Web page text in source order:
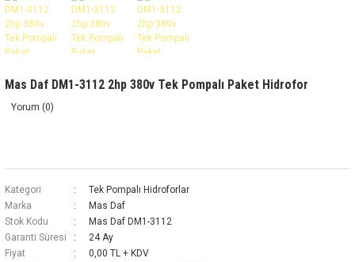
Mas Daf DM1-3112 2hp 380v Tek Pompalı Paket Hidrofor
Yorum (0)
Kategori
Tek Pompalı Hidroforlar
Marka
Mas Daf
Stok Kodu
Mas Daf DM1-3112
Garanti Süresi
24 Ay
Fiyat
0,00 TL + KDV